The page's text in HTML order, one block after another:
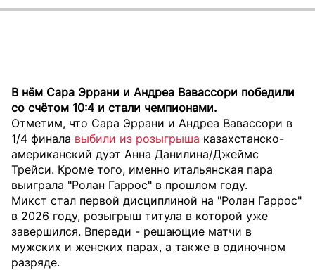
В нём Сара Эррани и Андреа Вавассори победили
со счётом 10:4 и стали чемпионами.
Отметим, что Сара Эррани и Андреа Вавассори в
1/4 финала выбили из розыгрыша казахстанско-
американский дуэт Анна Данилина/Джеймс
Трейси. Кроме того, именно итальянская пара
выиграла "Ролан Гаррос" в прошлом году.
Микст стал первой дисциплиной на "Ролан Гаррос"
в 2026 году, розыгрыш титула в которой уже
завершился. Впереди - решающие матчи в
мужских и женских парах, а также в одиночном
разряде.